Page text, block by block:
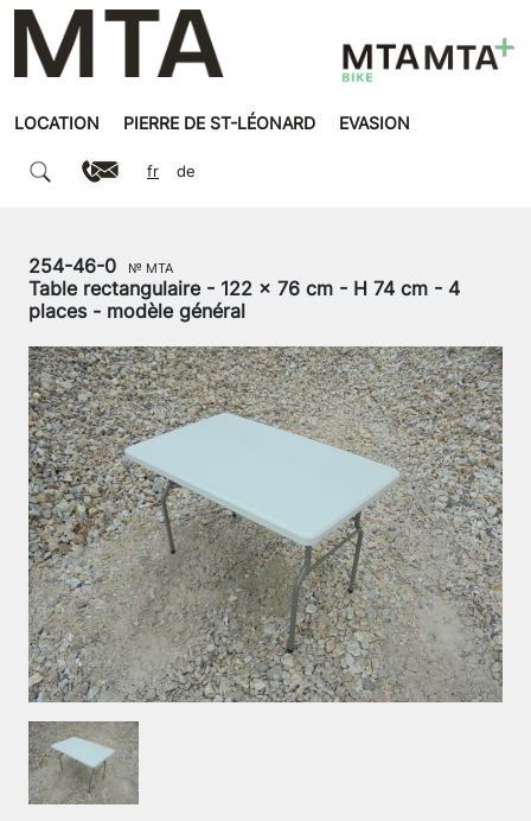
LOCATION PIERRE DE ST-LÉONARD EVASION
fr de
254-46-0 № MTA
Table rectangulaire - 122 x 76 cm - H 74 cm - 4
places - modèle général